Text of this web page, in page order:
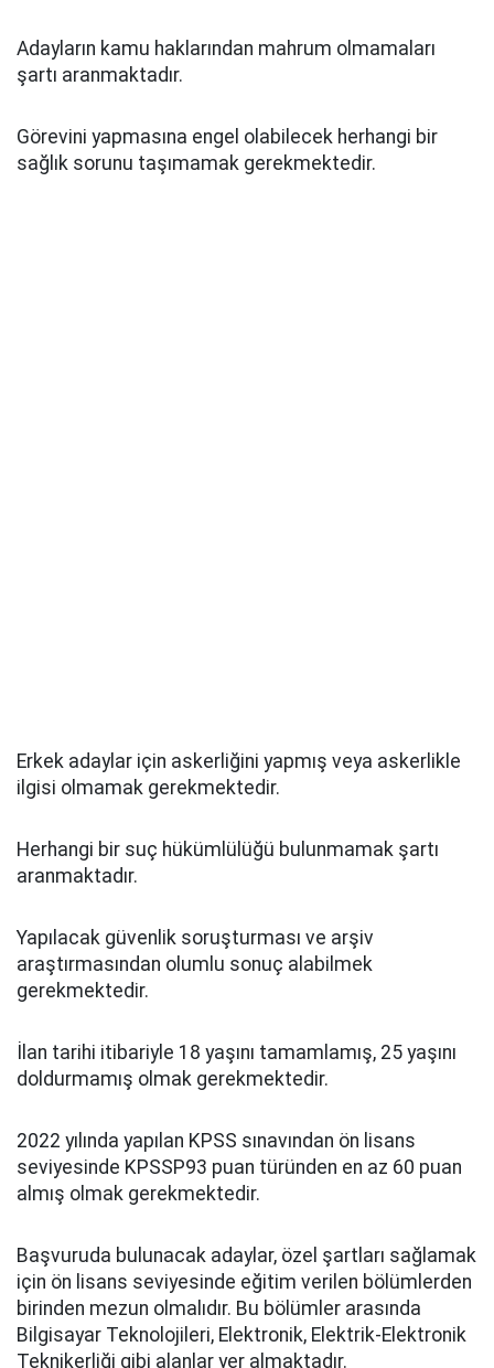
Adayların kamu haklarından mahrum olmamaları
şartı aranmaktadır.
Görevini yapmasına engel olabilecek herhangi bir
sağlık sorunu taşımamak gerekmektedir.
Erkek adaylar için askerliğini yapmış veya askerlikle
ilgisi olmamak gerekmektedir.
Herhangi bir suç hükümlülüğü bulunmamak şartı
aranmaktadır.
Yapılacak güvenlik soruşturması ve arşiv
araştırmasından olumlu sonuç alabilmek
gerekmektedir.
İlan tarihi itibariyle 18 yaşını tamamlamış, 25 yaşını
doldurmamış olmak gerekmektedir.
2022 yılında yapılan KPSS sınavından ön lisans
seviyesinde KPSSP93 puan türünden en az 60 puan
almış olmak gerekmektedir.
Başvuruda bulunacak adaylar, özel şartları sağlamak
için ön lisans seviyesinde eğitim verilen bölümlerden
birinden mezun olmalıdır. Bu bölümler arasında
Bilgisayar Teknolojileri, Elektronik, Elektrik-Elektronik
Teknikerliği gibi alanlar yer almaktadır.